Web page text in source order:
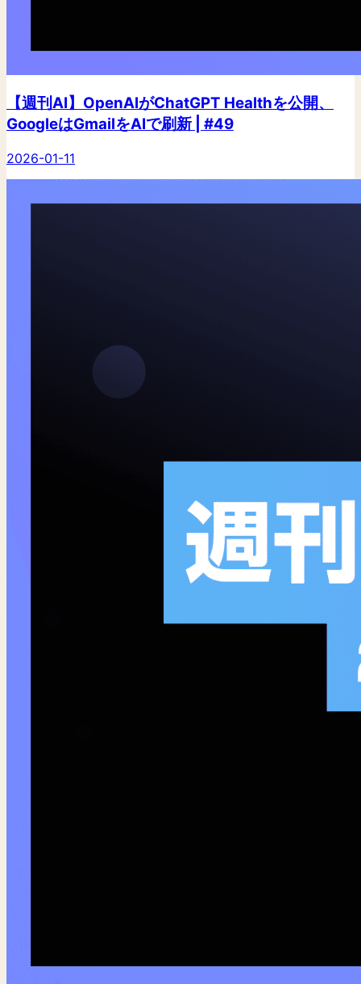
【週刊AI】OpenAIがChatGPT Healthを公開、
GoogleはGmailをAIで刷新 | #49
2026-01-11